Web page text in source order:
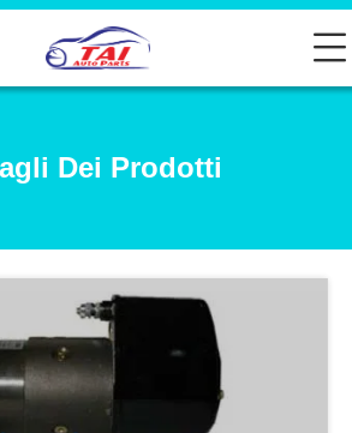
Dei Prodotti